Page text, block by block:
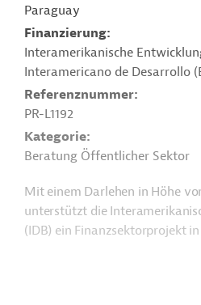
Paraguay
Finanzierung
Interamerikanische
Interamericano de Desarrollo
Referenznummer
PR-L1192
Kategorie
Beratung Öffentlicher Sektor
Mit einem Darlehen in Höhe
unterstützt die
(IDB) ein Finanzsektorprojekt